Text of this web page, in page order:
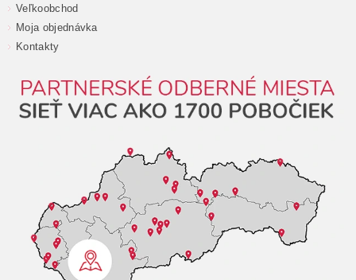
Veľkoobchod
Moja objednávka
Kontakty